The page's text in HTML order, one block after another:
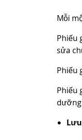
Mỗi
Phiếu
sửa
Phiếu
Phiếu